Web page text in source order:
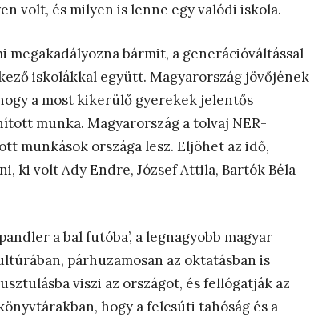
volt, és milyen is lenne egy valódi iskola.
bármit, a generációváltással
iskolákkal együtt. Magyarország jövőjének
a most kikerülő gyerekek jelentős
munka. Magyarország a tolvaj NER-
munkások országa lesz. Eljöhet az idő,
ki volt Ady Endre, József Attila, Bartók Béla
a bal futóba’, a legnagyobb magyar
párhuzamosan az oktatásban is
viszi az országot, és fellógatják az
hogy a felcsúti tahóság és a